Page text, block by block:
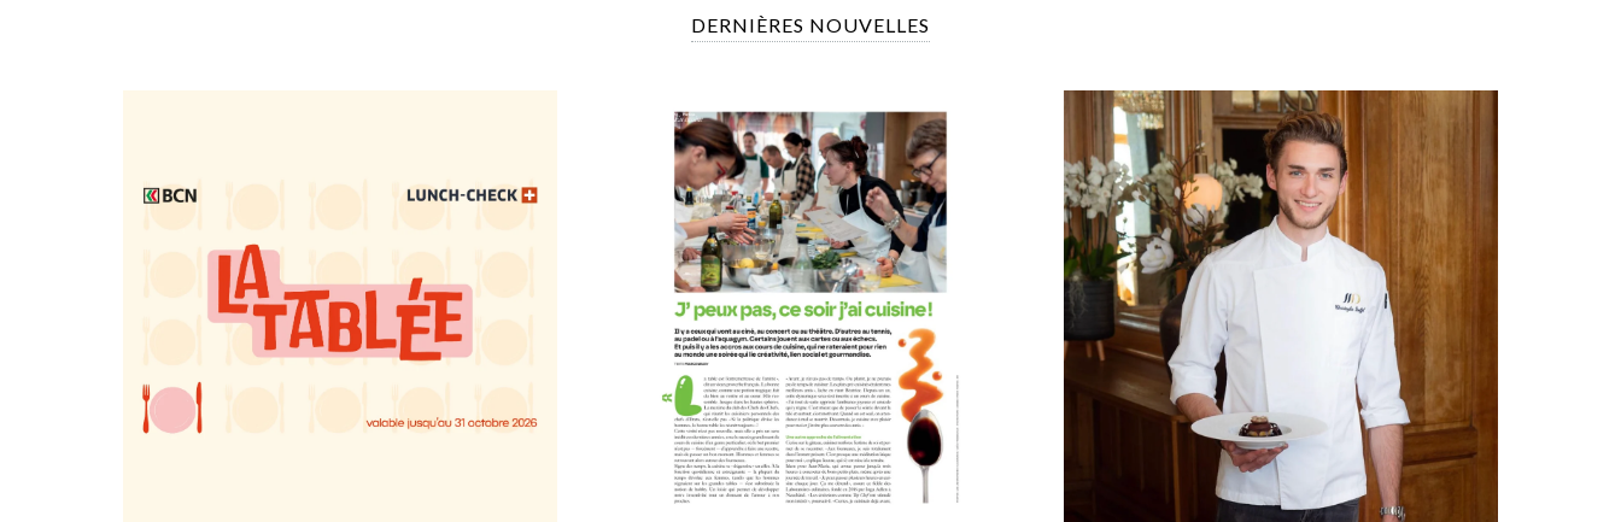
DERNIÈRES NOUVELLES